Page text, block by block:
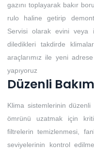
gazını toplayarak bakır
rulo haline getirip
Servisi olarak evini veya
diledikleri takdirde
araçlarımız ile yeni
yapıyoruz
Düzenli
Klima sistemlerinin düzenli
ömrünü uzatmak için
filtrelerin temizlenmesi,
seviyelerinin kontrol